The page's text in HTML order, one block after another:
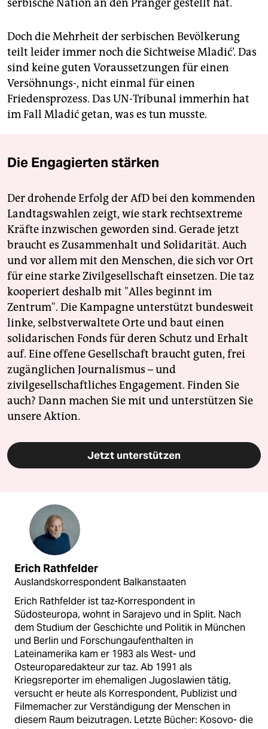
serbische Nation an den Pranger gestellt hat.
Doch die Mehrheit der serbischen Bevölkerung
teilt leider immer noch die Sichtweise Mladić’. Das
sind keine guten Voraussetzungen für einen
Versöhnungs-, nicht einmal für einen
Friedensprozess. Das UN-Tribunal immerhin hat
im Fall Mladić getan, was es tun musste.
Die Engagierten stärken
Der drohende Erfolg der AfD bei den kommenden
Landtagswahlen zeigt, wie stark rechtsextreme
Kräfte inzwischen geworden sind. Gerade jetzt
braucht es Zusammenhalt und Solidarität. Auch
und vor allem mit den Menschen, die sich vor Ort
für eine starke Zivilgesellschaft einsetzen. Die taz
kooperiert deshalb mit "Alles beginnt im
Zentrum". Die Kampagne unterstützt bundesweit
linke, selbstverwaltete Orte und baut einen
solidarischen Fonds für deren Schutz und Erhalt
auf. Eine offene Gesellschaft braucht guten, frei
zugänglichen Journalismus – und
zivilgesellschaftliches Engagement. Finden Sie
auch? Dann machen Sie mit und unterstützen Sie
unsere Aktion.
Jetzt unterstützen
Erich Rathfelder
Auslandskorrespondent Balkanstaaten
Erich Rathfelder ist taz-Korrespondent in
Südosteuropa, wohnt in Sarajevo und in Split. Nach
dem Studium der Geschichte und Politik in München
und Berlin und Forschungaufenthalten in
Lateinamerika kam er 1983 als West- und
Osteuroparedakteur zur taz. Ab 1991 als
Kriegsreporter im ehemaligen Jugoslawien tätig,
versucht er heute als Korrespondent, Publizist und
Filmemacher zur Verständigung der Menschen in
diesem Raum beizutragen. Letzte Bücher: Kosovo- die